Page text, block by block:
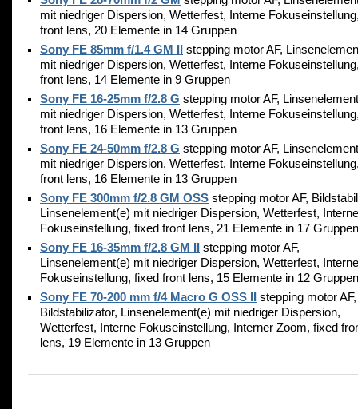
mit niedriger Dispersion, Wetterfest, Interne
front lens, 20 Elemente in 14 Gruppen
Sony FE 85mm f/1.4 GM II
stepping motor AF,
mit niedriger Dispersion, Wetterfest, Interne
front lens, 14 Elemente in 9 Gruppen
Sony FE 16-25mm f/2.8 G stepping motor AF,
mit niedriger Dispersion, Wetterfest, Interne
front lens, 16 Elemente in 13 Gruppen
Sony FE 24-50mm f/2.8 G stepping motor AF,
mit niedriger Dispersion, Wetterfest, Interne
front lens, 16 Elemente in 13 Gruppen
Sony FE 300mm f/2.8 GM OSS stepping motor AF,
Linsenelement(e) mit niedriger Dispersion, Wetterfest, Interne
Fokuseinstellung, fixed front lens, 21 Elemente in 17 Gruppen
Sony FE 16-35mm f/2.8 GM II
stepping motor AF,
Linsenelement(e) mit niedriger Dispersion, Wetterfest, Interne
Fokuseinstellung, fixed front lens, 15 Elemente in 12 Gruppen
Sony FE 70-200 mm f/4 Macro G OSS II
stepping motor AF,
Bildstabilizator, Linsenelement(e) mit niedriger Dispersion,
Wetterfest, Interne Fokuseinstellung, Interner Zoom, fixed
lens, 19 Elemente in 13 Gruppen